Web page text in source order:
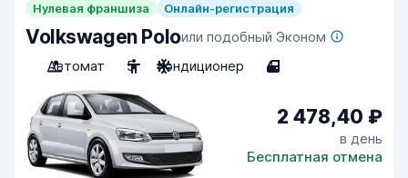
Нулевая франшиза Онлайн-регистрация
Volkswagen Poloили подобный Эконом
Автомат
5 Кондиционер 4
2 478,40 ₽
в день
Бесплатная отмена